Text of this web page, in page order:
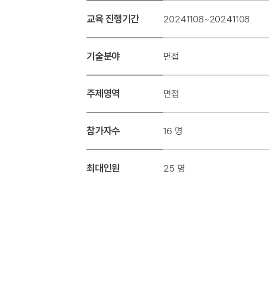
교육 진행기간 20241108~20241108
기술분야 면접
주제영역 면접
참가자수 16 명
최대인원 25 명